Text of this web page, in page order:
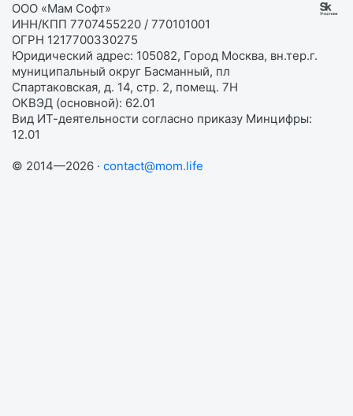
ООО «Мам Софт»
ИНН/КПП 7707455220 / 770101001
ОГРН 1217700330275
Юридический адрес: 105082, Город Москва, вн.тер.г.
муниципальный округ Басманный, пл
Спартаковская, д. 14, стр. 2, помещ. 7Н
ОКВЭД (основной): 62.01
Вид ИТ-деятельности согласно приказу Минцифры:
12.01
© 2014—2026 · contact@mom.life